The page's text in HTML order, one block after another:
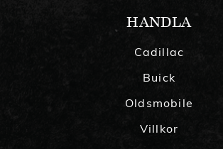
HANDLA
Cadillac
Buick
Oldsmobile
Villkor